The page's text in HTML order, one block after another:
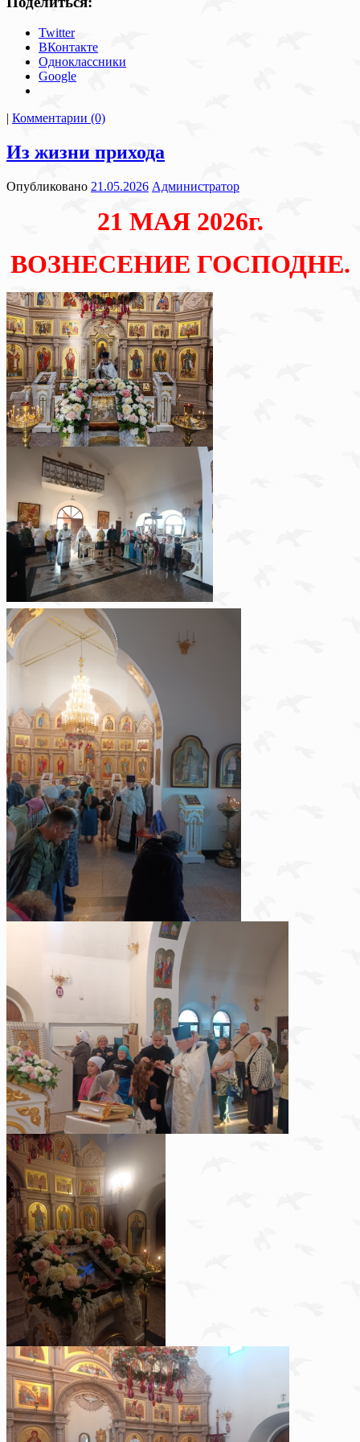
Twitter
ВКонтакте
Одноклассники
Google
| Комментарии (0)
Из жизни прихода
Опубликовано 21.05.2026 Администратор
21 МАЯ 2026г.
ВОЗНЕСЕНИЕ ГОСПОДНЕ.